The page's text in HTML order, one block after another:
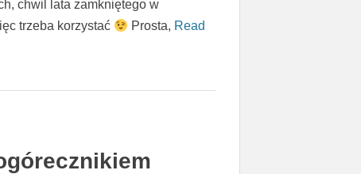
chwil lata zamkniętego w
trzeba korzystać
Prosta, Read